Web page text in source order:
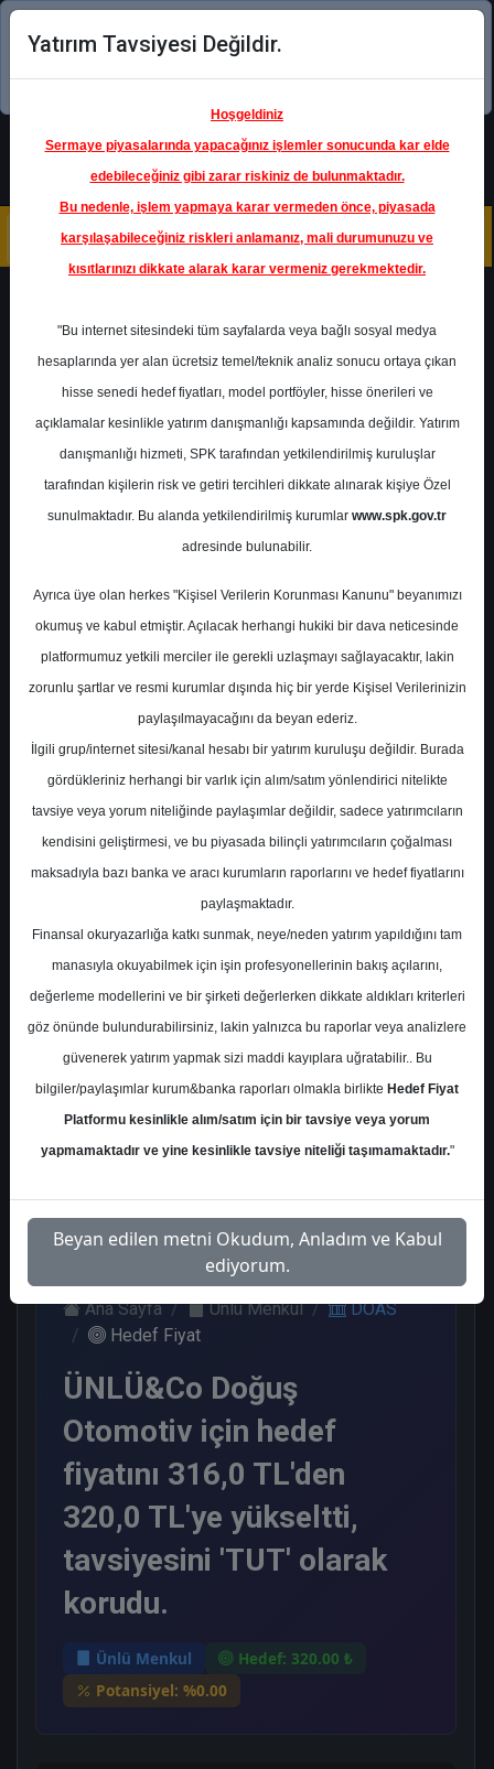
Şimdi uygulamayı indirin!
DOAS- DOĞUŞ OTOMOTİV
SERVİS VE TİCARET A.Ş.
Hedef Fiyat 320.00 ₺
Getiri
%0.00
4 6
En Yüksek Tahmin
Ortalama Fiyat Tahmini
Ortalama Getiri Potansiyeli
Kurum Sayısı
14
5 6
Paralel
Get.
1
Üstü Get.
2
Pazartesi, 22 Ocak 2024
Ana Sayfa Ünlü Menkul
DOAS
Hedef Fiyat
ÜNLÜ&Co Doğuş
Otomotiv için hedef
fiyatını 316,0 TL'den
320,0 TL'ye yükseltti,
tavsiyesini 'TUT' olarak
korudu.
Ünlü Menkul
Hedef: 320.00 ₺
Potansiyel: %0.00
Yatırım Tavsiyesi Değildir.
Hoşgeldiniz
Sermaye piyasalarında yapacağınız işlemler sonucunda kar elde
edebileceğiniz gibi zarar riskiniz de bulunmaktadır.
Bu nedenle, işlem yapmaya karar vermeden önce, piyasada
karşılaşabileceğiniz riskleri anlamanız, mali durumunuzu ve
kısıtlarınızı dikkate alarak karar vermeniz gerekmektedir.
"Bu internet sitesindeki tüm sayfalarda veya bağlı sosyal medya
hesaplarında yer alan ücretsiz temel/teknik analiz sonucu ortaya çıkan
hisse senedi hedef fiyatları, model portföyler, hisse önerileri ve
açıklamalar kesinlikle yatırım danışmanlığı kapsamında değildir. Yatırım
danışmanlığı hizmeti, SPK tarafından yetkilendirilmiş kuruluşlar
tarafından kişilerin risk ve getiri tercihleri dikkate alınarak kişiye Özel
sunulmaktadır. Bu alanda yetkilendirilmiş kurumlar www.spk.gov.tr
adresinde bulunabilir.
Ayrıca üye olan herkes "Kişisel Verilerin Korunması Kanunu" beyanımızı
okumuş ve kabul etmiştir. Açılacak herhangi hukiki bir dava neticesinde
platformumuz yetkili merciler ile gerekli uzlaşmayı sağlayacaktır, lakin
zorunlu şartlar ve resmi kurumlar dışında hiç bir yerde Kişisel Verilerinizin
paylaşılmayacağını da beyan ederiz.
İlgili grup/internet sitesi/kanal hesabı bir yatırım kuruluşu değildir. Burada
gördükleriniz herhangi bir varlık için alım/satım yönlendirici nitelikte
tavsiye veya yorum niteliğinde paylaşımlar değildir, sadece yatırımcıların
kendisini geliştirmesi, ve bu piyasada bilinçli yatırımcıların çoğalması
maksadıyla bazı banka ve aracı kurumların raporlarını ve hedef fiyatlarını
paylaşmaktadır.
Finansal okuryazarlığa katkı sunmak, neye/neden yatırım yapıldığını tam
manasıyla okuyabilmek için işin profesyonellerinin bakış açılarını,
değerleme modellerini ve bir şirketi değerlerken dikkate aldıkları kriterleri
göz önünde bulundurabilirsiniz, lakin yalnızca bu raporlar veya analizlere
güvenerek yatırım yapmak sizi maddi kayıplara uğratabilir.. Bu
bilgiler/paylaşımlar kurum&banka raporları olmakla birlikte Hedef Fiyat
Platformu kesinlikle alım/satım için bir tavsiye veya yorum
yapmamaktadır ve yine kesinlikle tavsiye niteliği taşımamaktadır."
Beyan edilen metni Okudum, Anladım ve Kabul
ediyorum.